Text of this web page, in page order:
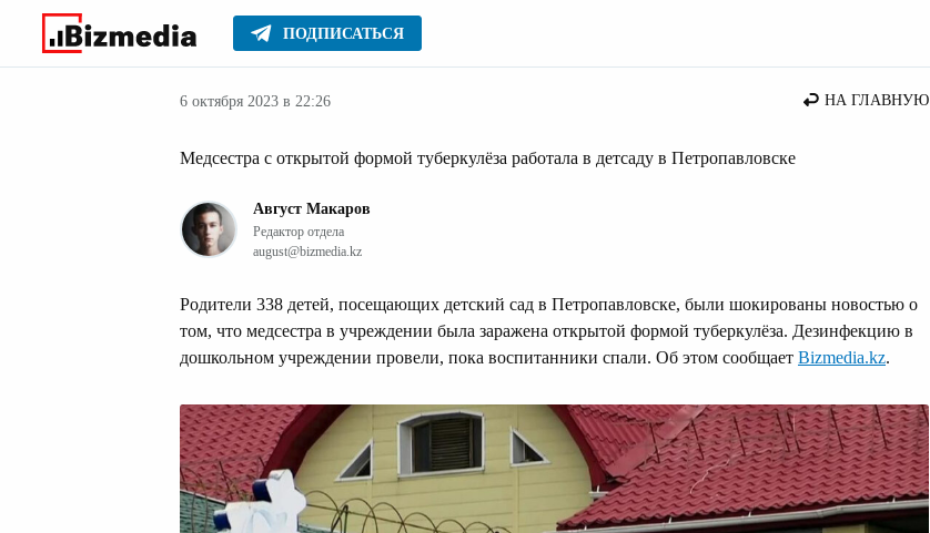
ПОДПИСАТЬСЯ
Главное Стиль жизни
6 октября 2023 в 22:26 НА ГЛАВНУЮ
Медсестра с открытой формой туберкулёза работала в детсаду в Петропавловске
Август Макаров
Редактор отдела
august@bizmedia.kz
Родители 338 детей, посещающих детский сад в Петропавловске, были шокированы новостью о
том, что медсестра в учреждении была заражена открытой формой туберкулёза. Дезинфекцию в
дошкольном учреждении провели, пока воспитанники спали. Об этом сообщает Bizmedia.kz.